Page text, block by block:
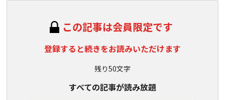
この記事は会員限定です
登録すると続きをお読みいただけます
残り50文字
すべての記事が読み放題